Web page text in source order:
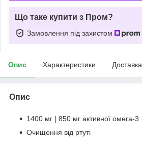
Що таке купити з Пром?
Замовлення під захистом
Опис Характеристики Доставка
Опис
1400 мг | 850 мг активної омега-3
Очищення від ртуті